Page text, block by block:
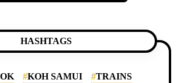
HASHTAGS
KOH SAMUI
TRAINS